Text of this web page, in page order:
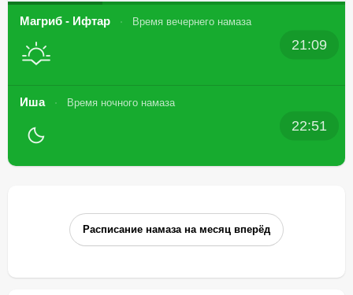
Магриб - Ифтар Время вечернего намаза
21:09
Иша Время ночного намаза
22:51
Расписание намаза на месяц вперёд